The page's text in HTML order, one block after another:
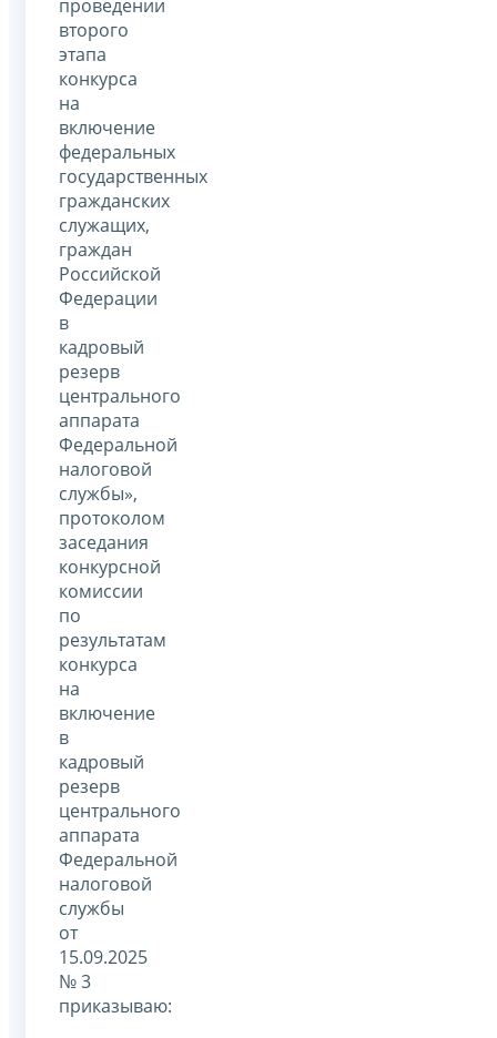
проведении
второго
этапа
конкурса
на
включение
федеральных
государственных
гражданских
служащих,
граждан
Российской
Федерации
в
кадровый
резерв
центрального
аппарата
Федеральной
налоговой
службы»,
протоколом
заседания
конкурсной
комиссии
по
результатам
конкурса
на
включение
в
кадровый
резерв
центрального
аппарата
Федеральной
налоговой
службы
от
15.09.2025
№ 3
приказываю: